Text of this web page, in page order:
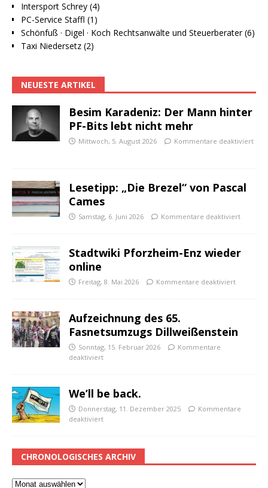
Intersport Schrey (4)
PC-Service Staffl (1)
Schönfuß · Digel · Koch Rechtsanwälte und Steuerberater (6)
Taxi Niedersetz (2)
NEUESTE ARTIKEL
Besim Karadeniz: Der Mann hinter
PF-Bits lebt nicht mehr
Mittwoch, 5. August 2026 Kommentare deaktiviert
Lesetipp: „Die Brezel“ von Pascal
Cames
Samstag, 6. Juni 2026 Kommentare deaktiviert
Stadtwiki Pforzheim-Enz wieder
online
Freitag, 8. Mai 2026 Kommentare deaktiviert
Aufzeichnung des 65.
Fasnetsumzugs Dillweißenstein
Sonntag, 15. Februar 2026
Kommentare
deaktiviert
We’ll be back.
Donnerstag, 11. Dezember 2025
Kommentare
deaktiviert
CHRONOLOGISCHES ARCHIV